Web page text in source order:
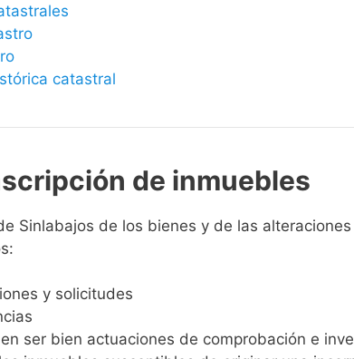
catastral
de inmuebles
Sinlabajos de los bienes y de las
y solicitudes
ser bien actuaciones de comprobación e